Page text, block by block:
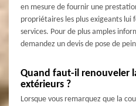
en mesure de fournir une
propriétaires les plus exigeants lui
services. Pour de plus amples
demandez un devis de pose de
Quand faut-il renouveler
extérieurs ?
Lorsque vous remarquez que la